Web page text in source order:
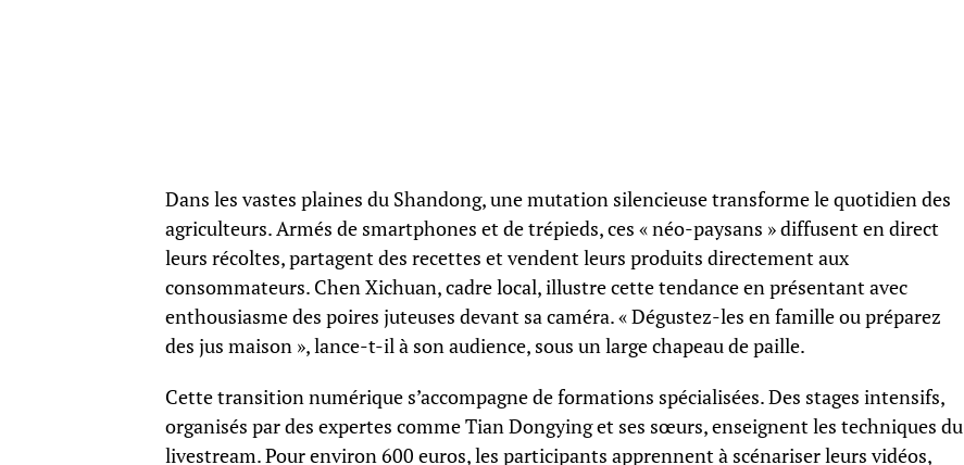
Dans les vastes plaines du Shandong, une mutation silencieuse transforme le quotidien des
agriculteurs. Armés de smartphones et de trépieds, ces « néo-paysans » diffusent en direct
leurs récoltes, partagent des recettes et vendent leurs produits directement aux
consommateurs. Chen Xichuan, cadre local, illustre cette tendance en présentant avec
enthousiasme des poires juteuses devant sa caméra. « Dégustez-les en famille ou préparez
des jus maison », lance-t-il à son audience, sous un large chapeau de paille.
Cette transition numérique s’accompagne de formations spécialisées. Des stages intensifs,
organisés par des expertes comme Tian Dongying et ses sœurs, enseignent les techniques du
livestream. Pour environ 600 euros, les participants apprennent à scénariser leurs vidéos,